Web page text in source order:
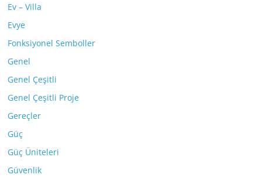
Ev – Villa
Evye
Fonksiyonel Semboller
Genel
Genel Çeşitli
Genel Çeşitli Proje
Gereçler
Güç
Güç Üniteleri
Güvenlik